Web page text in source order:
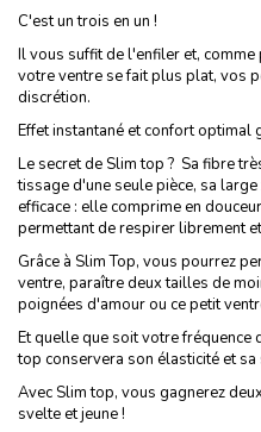
C'est un trois en un !
Il vous suffit de l'enfiler et,
votre ventre se fait plus plat, vos
discrétion.
Effet instantané et confort optimal
Le secret de Slim top ? Sa fibre
tissage d'une seule pièce, sa
efficace : elle comprime en
permettant de respirer librement
Grâce à Slim Top, vous pourrez
ventre, paraître deux tailles de
poignées d'amour ou ce petit
Et quelle que soit votre
top conservera son élasticité et
Avec Slim top, vous gagnerez
svelte et jeune !